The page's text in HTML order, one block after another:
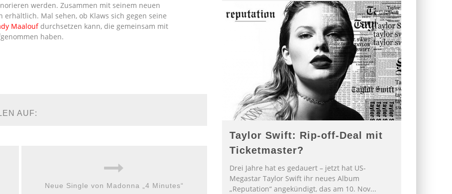
werden. Zusammen mit seinem neuen
Mal sehen, ob Klaws sich gegen seine
Maaloufdurchsetzen kann, die gemeinsam mit
haben.
AUF:
Neue Single von Madonna „4 Minutes“
Taylor Swift: Rip-off-Deal mit
Ticketmaster?
Drei Jahre hat es gedauert – jetzt hat US-
Megastar Taylor Swift ihr neues Album
„Reputation“ angekündigt, das am 10. Nov...